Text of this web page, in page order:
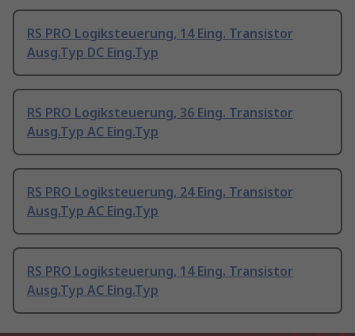
RS PRO Logiksteuerung, 14 Eing. Transistor
Ausg.Typ DC Eing.Typ
RS PRO Logiksteuerung, 36 Eing. Transistor
Ausg.Typ AC Eing.Typ
RS PRO Logiksteuerung, 24 Eing. Transistor
Ausg.Typ AC Eing.Typ
RS PRO Logiksteuerung, 14 Eing. Transistor
Ausg.Typ AC Eing.Typ